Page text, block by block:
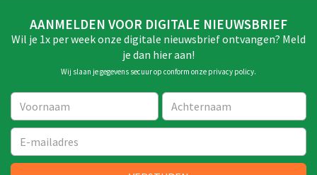
AANMELDEN VOOR DIGITALE NIEUWSBRIEF
Wil je 1x per week onze digitale nieuwsbrief ontvangen? Meld
je dan hier aan!
Wij slaan je gegevens secuur op conform onze privacy policy.